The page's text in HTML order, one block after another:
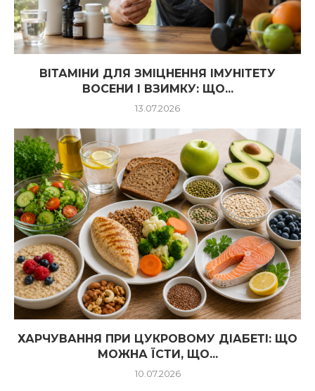
ВІТАМІНИ ДЛЯ ЗМІЦНЕННЯ ІМУНІТЕТУ
ВОСЕНИ І ВЗИМКУ: ЩО...
13.07.2026
ХАРЧУВАННЯ ПРИ ЦУКРОВОМУ ДІАБЕТІ: ЩО
МОЖНА ЇСТИ, ЩО...
10.07.2026